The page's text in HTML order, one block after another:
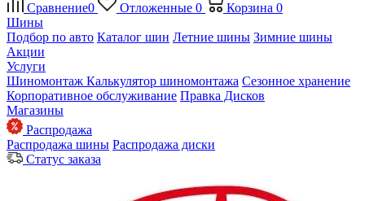
Сравнение0 Отложенные 0 Корзина 0
Шины
Подбор по авто Каталог шин Летние шины Зимние шины
Акции
Услуги
Шиномонтаж Калькулятор шиномонтажа Сезонное хранение
Корпоративное обслуживание Правка Дисков
Магазины
Распродажа
Распродажа шины Распродажа диски
Статус заказа